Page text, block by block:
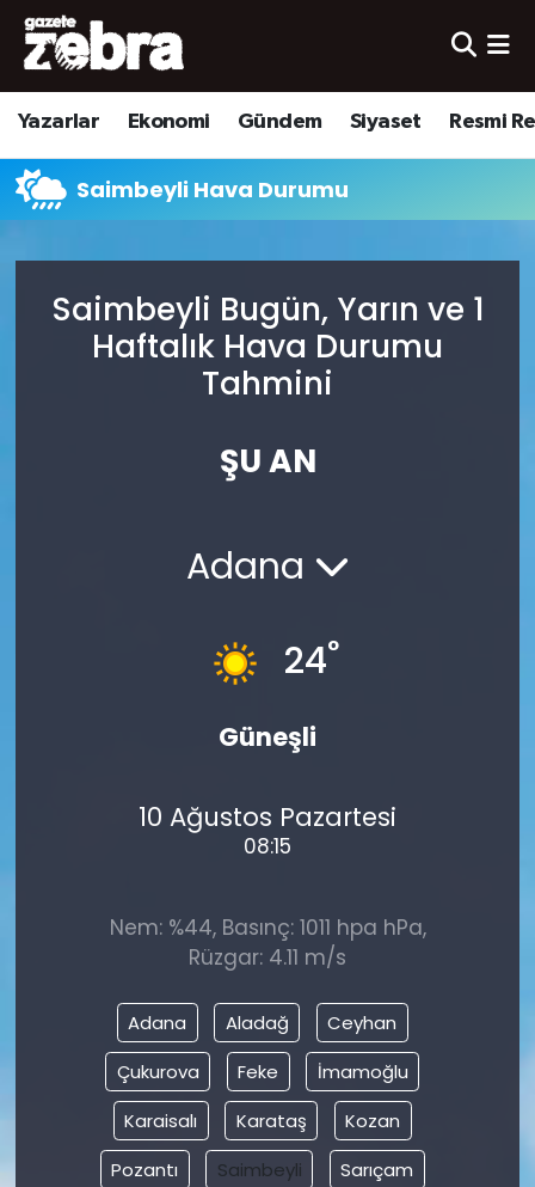
Yazarlar Ekonomi Gündem Siyaset Resmi
Saimbeyli Hava Durumu
Saimbeyli Bugün, Yarın ve 1
Haftalık Hava Durumu
Tahmini
ŞU AN
Adana
24°
Güneşli
10 Ağustos Pazartesi
08:15
Nem: %44, Basınç: 1011 hpa hPa,
Rüzgar: 4.11 m/s
Adana Aladağ
Ceyhan
Çukurova
Feke
İmamoğlu
Karaisalı
Karataş
Kozan
Pozantı
Saimbeyli
Sarıçam
Yazarlar
Ekonomi
Kültür-Sanat
Spor
Nöbetçi Eczaneler
Hava Durumu
Trafik Durumu
Tüm Manşetler
Son Dakika Haberleri